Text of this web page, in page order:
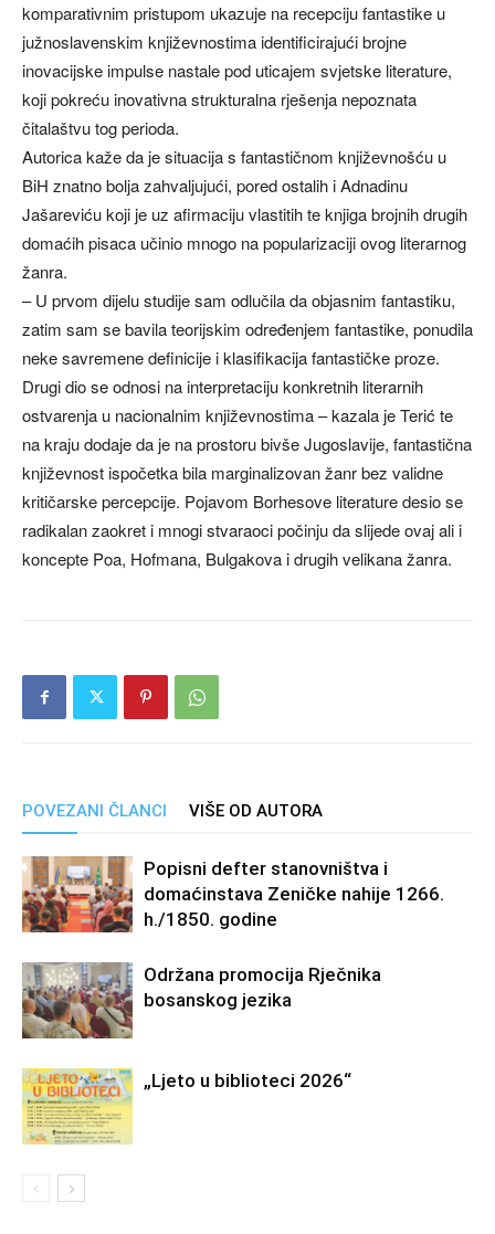
komparativnim pristupom ukazuje na recepciju fantastike u
južnoslavenskim književnostima identificirajući brojne
inovacijske impulse nastale pod uticajem svjetske literature,
koji pokreću inovativna strukturalna rješenja nepoznata
čitalaštvu tog perioda.
Autorica kaže da je situacija s fantastičnom književnošću u
BiH znatno bolja zahvaljujući, pored ostalih i Adnadinu
Jašareviću koji je uz afirmaciju vlastitih te knjiga brojnih drugih
domaćih pisaca učinio mnogo na popularizaciji ovog literarnog
žanra.
– U prvom dijelu studije sam odlučila da objasnim fantastiku,
zatim sam se bavila teorijskim određenjem fantastike, ponudila
neke savremene definicije i klasifikacija fantastičke proze.
Drugi dio se odnosi na interpretaciju konkretnih literarnih
ostvarenja u nacionalnim književnostima – kazala je Terić te
na kraju dodaje da je na prostoru bivše Jugoslavije, fantastična
književnost ispočetka bila marginalizovan žanr bez validne
kritičarske percepcije. Pojavom Borhesove literature desio se
radikalan zaokret i mnogi stvaraoci počinju da slijede ovaj ali i
koncepte Poa, Hofmana, Bulgakova i drugih velikana žanra.
POVEZANI ČLANCI VIŠE OD AUTORA
Popisni defter stanovništva i
domaćinstava Zeničke nahije 1266.
h./1850. godine
Održana promocija Rječnika
bosanskog jezika
„Ljeto u biblioteci 2026“